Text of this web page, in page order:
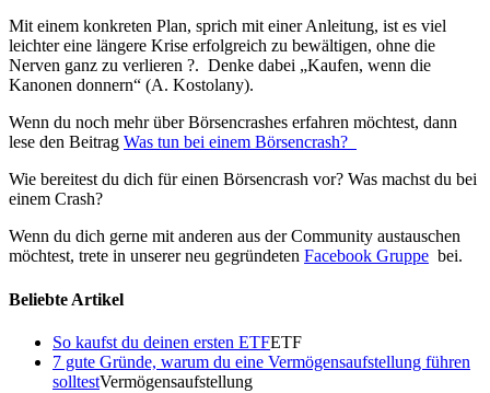
Mit einem konkreten Plan, sprich mit einer Anleitung, ist es viel
leichter eine längere Krise erfolgreich zu bewältigen, ohne die
Nerven ganz zu verlieren ?. Denke dabei „Kaufen, wenn die
Kanonen donnern“ (A. Kostolany).
Wenn du noch mehr über Börsencrashes erfahren möchtest, dann
lese den Beitrag Was tun bei einem Börsencrash?
Wie bereitest du dich für einen Börsencrash vor? Was machst du bei
einem Crash?
Wenn du dich gerne mit anderen aus der Community austauschen
möchtest, trete in unserer neu gegründeten Facebook Gruppe bei.
Beliebte Artikel
So kaufst du deinen ersten ETFETF
7 gute Gründe, warum du eine Vermögensaufstellung führen
solltestVermögensaufstellung